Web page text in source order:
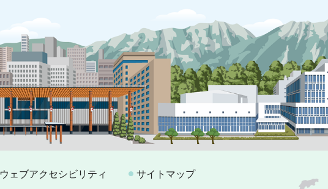
ウェブアクセシビリティ サイトマップ